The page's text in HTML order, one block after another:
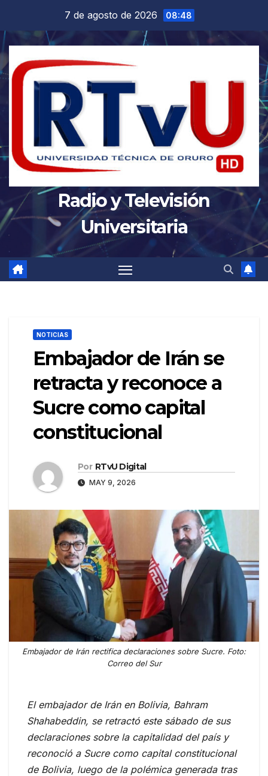
contenido
7 de agosto de 2026 08:48
Radio y Televisión
Universitaria
NOTICIAS
Embajador de Irán se
retracta y reconoce a
Sucre como capital
constitucional
Por RTvU Digital
MAY 9, 2026
Embajador de Irán rectifica declaraciones sobre Sucre. Foto:
Correo del Sur
El embajador de Irán en Bolivia, Bahram
Shahabeddin, se retractó este sábado de sus
declaraciones sobre la capitalidad del país y
reconoció a Sucre como capital constitucional
de Bolivia, luego de la polémica generada tras